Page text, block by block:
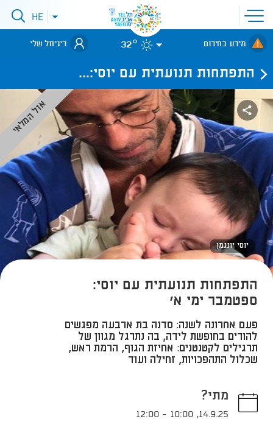
פתיחת
תפריט
אתר
לאתר עיריית
תל-אביב
פתיחתHE
מידע בחירום 32° דיגיתל שלי
התפתחות תנועתית עם יוסי:...
יוסי יונגמן
אזל המלאי
התפתחות תנועתית עם יוסי:
ספטמבר ימי א'
פעם אחרונה לשנה: סדנה בת ארבעה מפגשים
להורים בחופשת לידה, בה נתרגל מגוון של
תרגילים לקטנטנים: אחיזת הגוף, הרמת ראש,
שכלול התהפכויות, זחילה ועוד
מתי?
14.9.25
,
10:00
-
12:00